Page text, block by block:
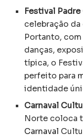
Festival
celebração
Portanto,
danças,
típica, o
perfeito para
identidade
Carnaval
Norte coloca
Carnaval